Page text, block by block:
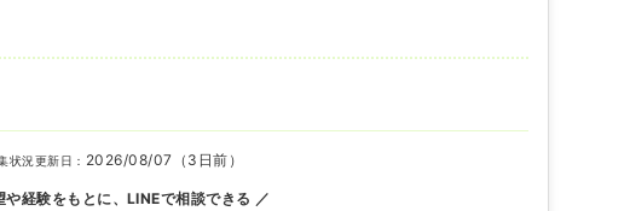
状況更新日： 2026/08/07（3日前）
や経験をもとに、LINEで相談できる